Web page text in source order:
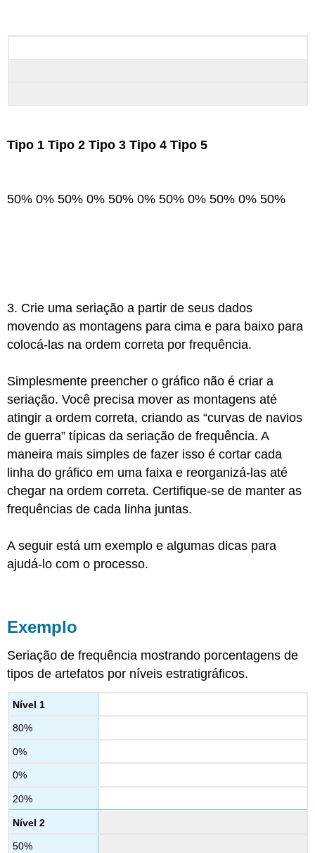
Tipo 1 Tipo 2 Tipo 3 Tipo 4 Tipo 5
50% 0% 50% 0% 50% 0% 50% 0% 50% 0% 50%
3. Crie uma seriação a partir de seus dados
movendo as montagens para cima e para baixo para
colocá-las na ordem correta por frequência.
Simplesmente preencher o gráfico não é criar a
seriação. Você precisa mover as montagens até
atingir a ordem correta, criando as “curvas de navios
de guerra” típicas da seriação de frequência. A
maneira mais simples de fazer isso é cortar cada
linha do gráfico em uma faixa e reorganizá-las até
chegar na ordem correta. Certifique-se de manter as
frequências de cada linha juntas.
A seguir está um exemplo e algumas dicas para
ajudá-lo com o processo.
Exemplo
Seriação de frequência mostrando porcentagens de
tipos de artefatos por níveis estratigráficos.
Nível 1
80%
0%
0%
20%
Nível 2
50%